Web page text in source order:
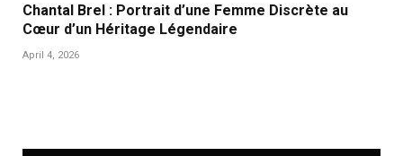
Chantal Brel : Portrait d’une Femme Discrète au
Cœur d’un Héritage Légendaire
April 4, 2026